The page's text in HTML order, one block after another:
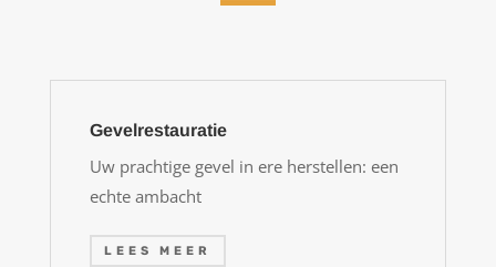
Gevelrestauratie
Uw prachtige gevel in ere herstellen: een
echte ambacht
LEES MEER